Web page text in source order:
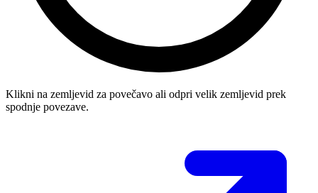
Klikni na zemljevid za povečavo ali odpri velik zemljevid prek
spodnje povezave.